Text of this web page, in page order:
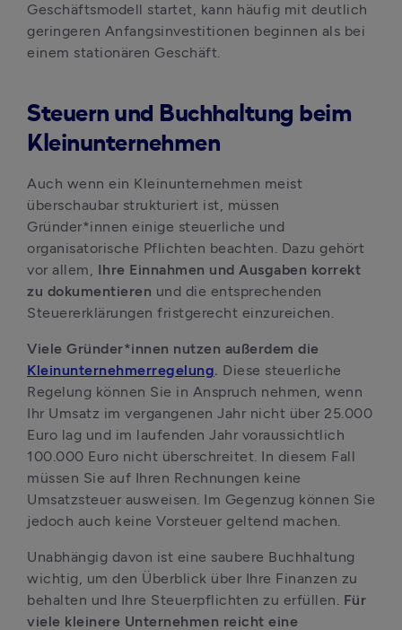
Geschäftsmodell startet, kann häufig mit deutlich
geringeren Anfangsinvestitionen beginnen als bei
einem stationären Geschäft.
Steuern und Buchhaltung beim
Kleinunternehmen
Auch wenn ein Kleinunternehmen meist
überschaubar strukturiert ist, müssen
Gründer*innen einige steuerliche und
organisatorische Pflichten beachten. Dazu gehört
vor allem, Ihre Einnahmen und Ausgaben korrekt
zu dokumentieren und die entsprechenden
Steuererklärungen fristgerecht einzureichen.
Kleinunternehmerregelung. Diese steuerliche
Regelung können Sie in Anspruch nehmen, wenn
Ihr Umsatz im vergangenen Jahr nicht über 25.000
Euro lag und im laufenden Jahr voraussichtlich
100.000 Euro nicht überschreitet. In diesem Fall
müssen Sie auf Ihren Rechnungen keine
Umsatzsteuer ausweisen. Im Gegenzug können Sie
jedoch auch keine Vorsteuer geltend machen.
Unabhängig davon ist eine saubere Buchhaltung
wichtig, um den Überblick über Ihre Finanzen zu
behalten und Ihre Steuerpflichten zu erfüllen. Für
viele kleinere Unternehmen reicht eine